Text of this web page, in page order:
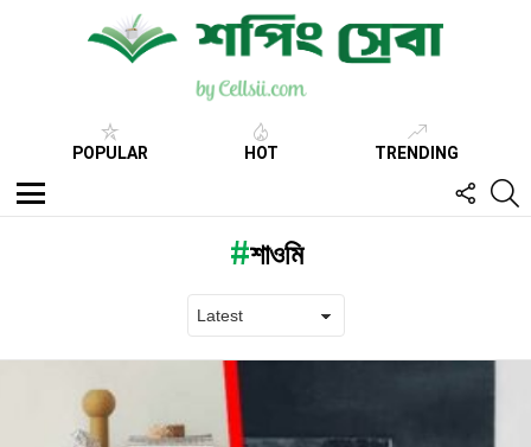
POPULAR HOT TRENDING
Menu
US
শাওমি